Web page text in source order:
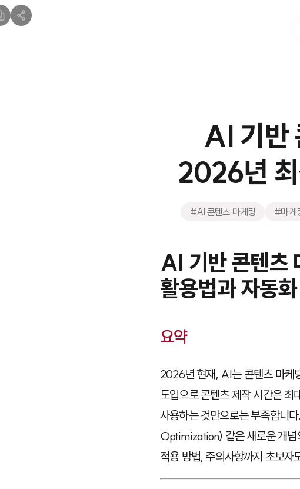
AI 기반
2026년 최
#AI 콘텐츠 마케팅
#마케
AI 기반 콘텐츠
활용법과 자동
요약
2026년 현재, AI는 콘텐츠 마케
도입으로 콘텐츠 제작 시간은
사용하는 것만으로는 부족합니
Optimization) 같은 새로운 개념
적용 방법, 주의사항까지 초보자